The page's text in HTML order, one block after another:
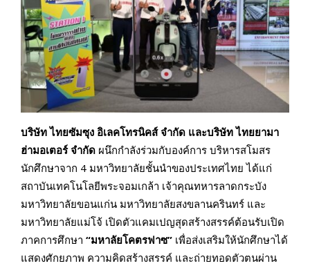
บริษัท ไทยซัมซุง อิเลคโทรนิคส์ จำกัด และบริษัท ไทยยามา
ฮ่ามอเตอร์ จำกัด ผนึกกำลังร่วมกับองค์การ บริหารสโมสร
นักศึกษาจาก 4 มหาวิทยาลัยชั้นนำของประเทศไทย ได้แก่
สถาบันเทคโนโลยีพระจอมเกล้า เจ้าคุณทหารลาดกระบัง
มหาวิทยาลัยขอนแก่น มหาวิทยาลัยสงขลานครินทร์ และ
มหาวิทยาลัยแม่โจ้ เปิดตัวแคมเปญสุดสร้างสรรค์ต้อนรับเปิด
ภาคการศึกษา “มหาลัยโคตรฟาซ” เพื่อส่งเสริมให้นักศึกษาได้
แสดงศักยภาพ ความคิดสร้างสรรค์ และถ่ายทอดตัวตนผ่าน